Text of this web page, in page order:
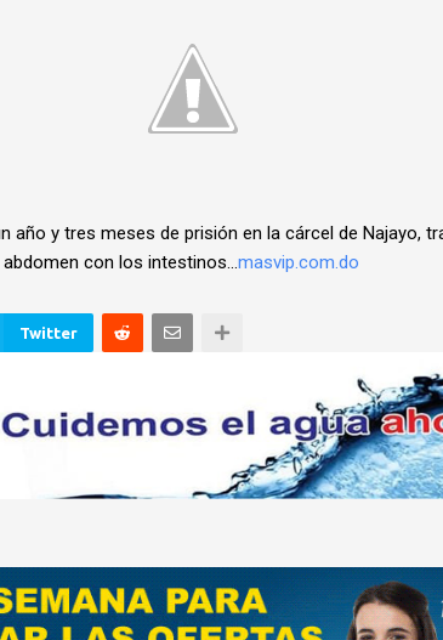
año y tres meses de prisión en la cárcel de Najayo,
con los intestinos...masvip.com.do
Twitter